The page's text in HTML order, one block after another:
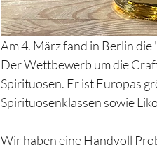
Am 4. März fand in Berlin die "
Der Wettbewerb um die
Spirituosen. Er ist Europas
Spirituosenklassen sowie
Wir haben eine Handvoll